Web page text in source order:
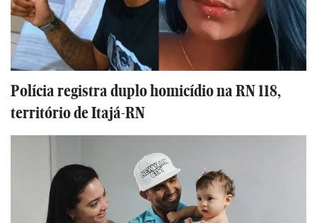
Polícia registra duplo homicídio na RN 118,
território de Itajá-RN